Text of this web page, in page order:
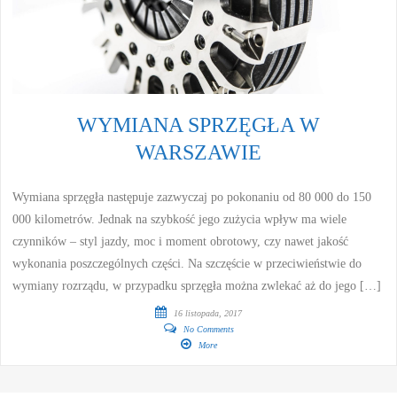
WYMIANA SPRZĘGŁA W
WARSZAWIE
Wymiana sprzęgła następuje zazwyczaj po pokonaniu od 80 000 do 150
000 kilometrów. Jednak na szybkość jego zużycia wpływ ma wiele
czynników – styl jazdy, moc i moment obrotowy, czy nawet jakość
wykonania poszczególnych części. Na szczęście w przeciwieństwie do
wymiany rozrządu, w przypadku sprzęgła można zwlekać aż do jego […]
16 listopada, 2017
No Comments
More